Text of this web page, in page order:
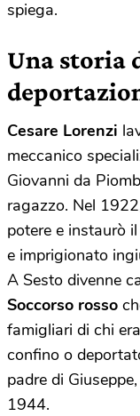
spiega.
Una storia
Cesare Lorenzi
meccanico
Giovanni da
ragazzo. Nel
potere e instaurò
e imprigionato
A Sesto divenne
Soccorso rosso
famigliari di chi
confino o
padre di
1944.